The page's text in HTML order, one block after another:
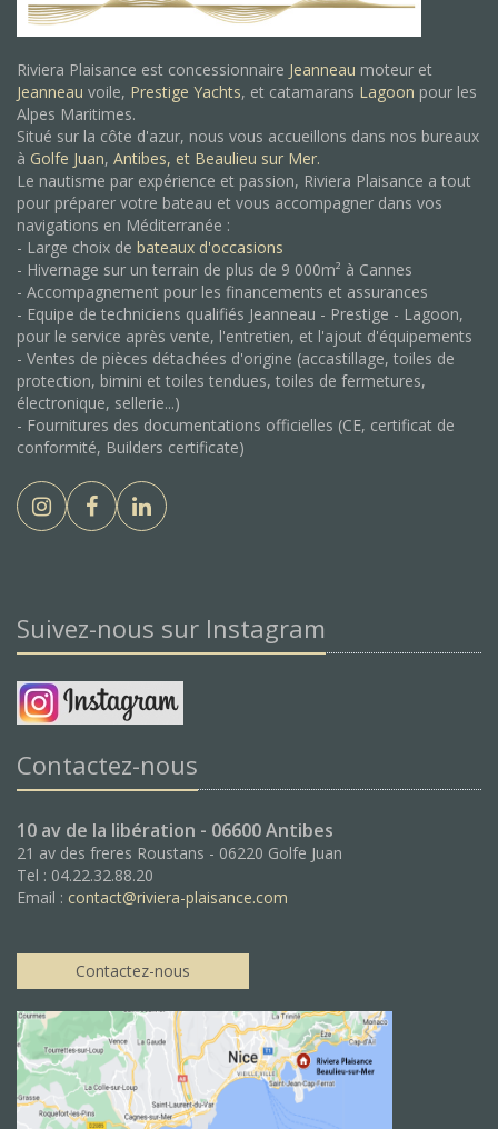
Riviera Plaisance est concessionnaire Jeanneau moteur et
Jeanneau voile, Prestige Yachts, et catamarans Lagoon pour les
Alpes Maritimes.
Situé sur la côte d'azur, nous vous accueillons dans nos bureaux
à Golfe Juan, Antibes, et Beaulieu sur Mer.
Le nautisme par expérience et passion, Riviera Plaisance a tout
pour préparer votre bateau et vous accompagner dans vos
navigations en Méditerranée :
- Large choix de bateaux d'occasions
- Hivernage sur un terrain de plus de 9 000m² à Cannes
- Accompagnement pour les financements et assurances
- Equipe de techniciens qualifiés Jeanneau - Prestige - Lagoon,
pour le service après vente, l'entretien, et l'ajout d'équipements
- Ventes de pièces détachées d'origine (accastillage, toiles de
protection, bimini et toiles tendues, toiles de fermetures,
électronique, sellerie...)
- Fournitures des documentations officielles (CE, certificat de
conformité, Builders certificate)
Suivez-nous sur Instagram
Contactez-nous
10 av de la libération - 06600 Antibes
21 av des freres Roustans - 06220 Golfe Juan
Tel : 04.22.32.88.20
Email : contact@riviera-plaisance.com
Contactez-nous